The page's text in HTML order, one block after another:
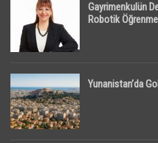
Gayrimenkulün
Robotik
Yunanistan’da